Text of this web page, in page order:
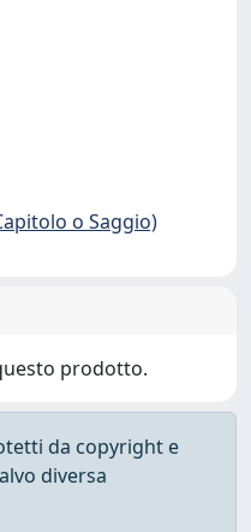
o Saggio)
prodotto.
da copyright e
diversa